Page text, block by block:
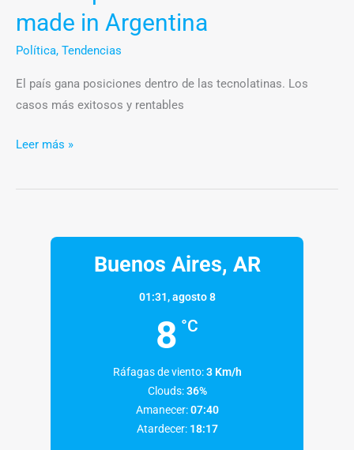
made in Argentina
Política, Tendencias
El país gana posiciones dentro de las tecnolatinas. Los
casos más exitosos y rentables
Leer más »
Buenos Aires, AR
01:31,agosto 8
8 °C
Ráfagas de viento: 3 Km/h
Clouds: 36%
Amanecer: 07:40
Atardecer: 18:17